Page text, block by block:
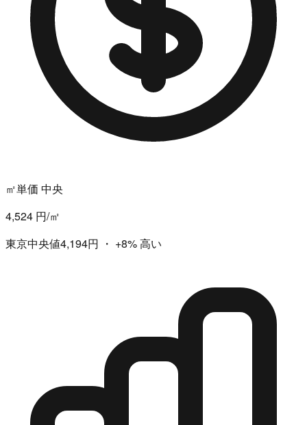
㎡単価 中央
4,524 円/㎡
東京中央値4,194円 ・ +8%高い